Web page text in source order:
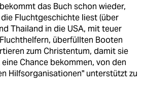
das Buch schon wieder,
Fluchtgeschichte liest (über
Thailand in die USA, mit teuer
überfüllten Booten
zum Christentum, damit sie
Chance bekommen, von den
Hilfsorganisationen" unterstützt zu